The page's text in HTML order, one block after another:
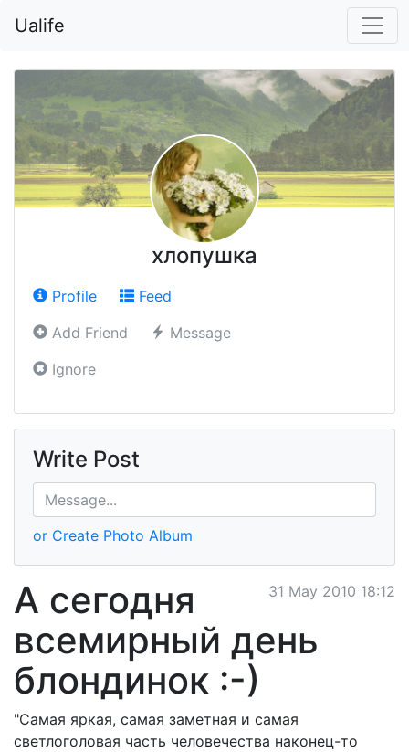
Ualife
хлопушка
Profile
Feed
Add Friend
Message
Ignore
Write Post
or Create Photo Album
31 May 2010 18:12
А сегодня
всемирный день
блондинок :-)
"Самая яркая, самая заметная и самая
светлоголовая часть человечества наконец-то